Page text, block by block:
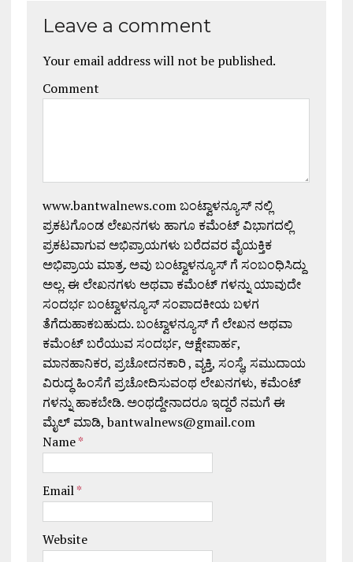
Leave a comment
Your email address will not be published.
Comment
www.bantwalnews.com ಬಂಟ್ವಾಳನ್ಯೂಸ್ ನಲ್ಲಿ
ಪ್ರಕಟಗೊಂಡ ಲೇಖನಗಳು ಹಾಗೂ ಕಮೆಂಟ್ ವಿಭಾಗದಲ್ಲಿ
ಪ್ರಕಟವಾಗುವ ಅಭಿಪ್ರಾಯಗಳು ಬರೆದವರ ವೈಯಕ್ತಿಕ
ಅಭಿಪ್ರಾಯ ಮಾತ್ರ. ಅವು ಬಂಟ್ವಾಳನ್ಯೂಸ್ ಗೆ ಸಂಬಂಧಿಸಿದ್ದು
ಅಲ್ಲ. ಈ ಲೇಖನಗಳು ಅಥವಾ ಕಮೆಂಟ್ ಗಳನ್ನು ಯಾವುದೇ
ಸಂದರ್ಭ ಬಂಟ್ವಾಳನ್ಯೂಸ್ ಸಂಪಾದಕೀಯ ಬಳಗ
ತೆಗೆದುಹಾಕಬಹುದು. ಬಂಟ್ವಾಳನ್ಯೂಸ್ ಗೆ ಲೇಖನ ಅಥವಾ
ಕಮೆಂಟ್ ಬರೆಯುವ ಸಂದರ್ಭ, ಆಕ್ಷೇಪಾರ್ಹ,
ಮಾನಹಾನಿಕರ, ಪ್ರಚೋದನಕಾರಿ , ವ್ಯಕ್ತಿ, ಸಂಸ್ಥೆ, ಸಮುದಾಯ
ವಿರುದ್ಧ ಹಿಂಸೆಗೆ ಪ್ರಚೋದಿಸುವಂಥ ಲೇಖನಗಳು, ಕಮೆಂಟ್
ಗಳನ್ನು ಹಾಕಬೇಡಿ. ಅಂಥದ್ದೇನಾದರೂ ಇದ್ದರೆ ನಮಗೆ ಈ
ಮೈಲ್ ಮಾಡಿ, bantwalnews@gmail.com
Name*
Email*
Website